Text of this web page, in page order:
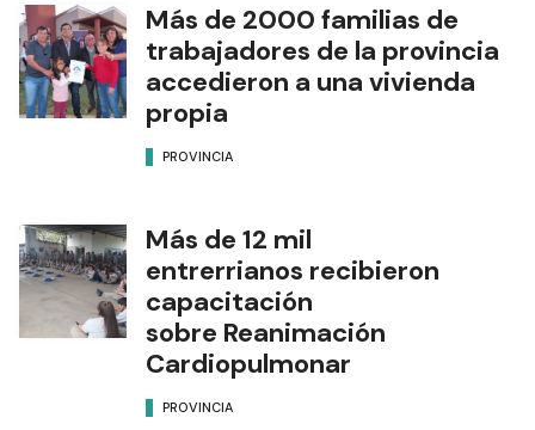
Más de 2000 familias de
trabajadores de la provincia
accedieron a una vivienda
propia
PROVINCIA
Más de 12 mil
entrerrianos recibieron
capacitación
sobre Reanimación
Cardiopulmonar
PROVINCIA